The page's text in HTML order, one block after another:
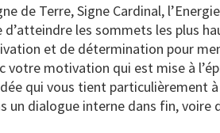
de Terre, Signe Cardinal,
les sommets les plus
et de détermination pour
votre motivation qui est mise à
qui vous tient particulièrement
dialogue interne dans fin, voire